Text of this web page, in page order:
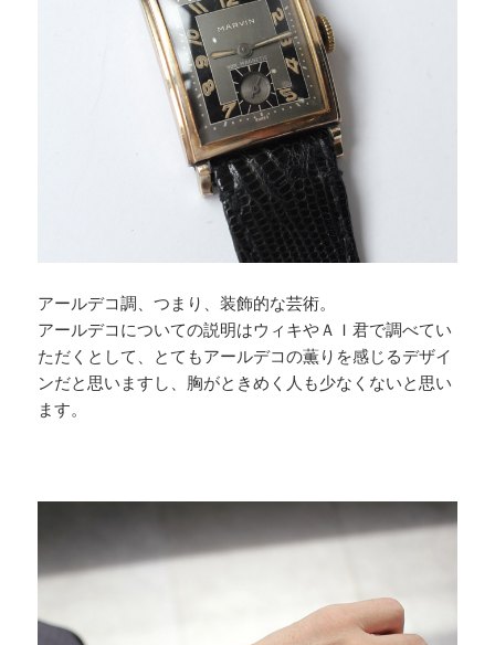
アールデコ調、つまり、装飾的な芸術。
アールデコについての説明はウィキやＡＩ君で調べてい
ただくとして、とてもアールデコの薫りを感じるデザイ
ンだと思いますし、胸がときめく人も少なくないと思い
ます。